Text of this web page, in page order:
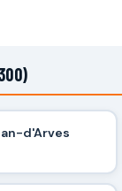
d'Arves